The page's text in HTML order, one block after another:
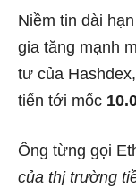
Niềm tin dài
gia tăng mạnh
tư của
tiến tới mốc
Ông từng gọi
của thị trường